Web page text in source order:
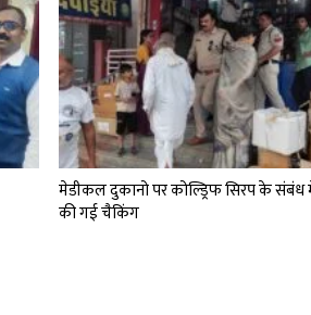
मेडीकल दुकानो पर कोल्ड्रिफ सिरप के संबंध
की गई चैकिंग